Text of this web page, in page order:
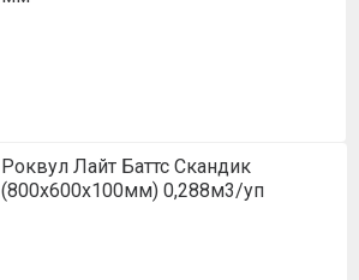
Роквул Лайт Баттс Скандик
(800х600х100мм) 0,288м3/уп